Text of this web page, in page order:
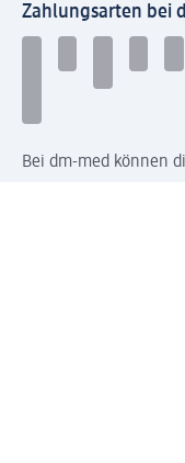
Zahlungsarten bei
Bei dm-med können